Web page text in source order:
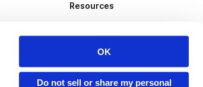
OK
Do not sell or share my personal
Resources